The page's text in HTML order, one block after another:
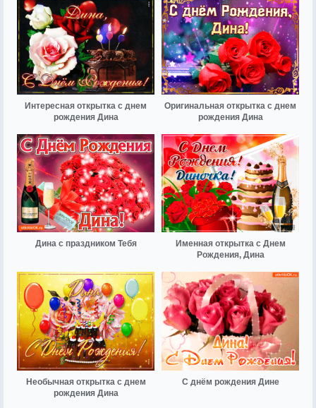
Интересная открытка с днем
рождения Дина
Оригинальная открытка с днем
рождения Дина
Дина с праздником Тебя
Именная открытка с Днем
Рождения, Дина
Необычная открытка с днем
рождения Дина
С днём рождения Дине